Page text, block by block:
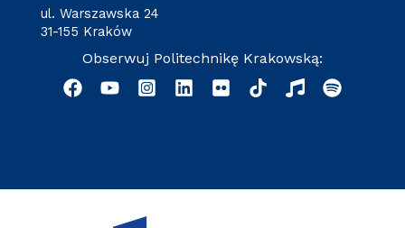
ul. Warszawska 24
31-155 Kraków
Obserwuj Politechnikę Krakowską: